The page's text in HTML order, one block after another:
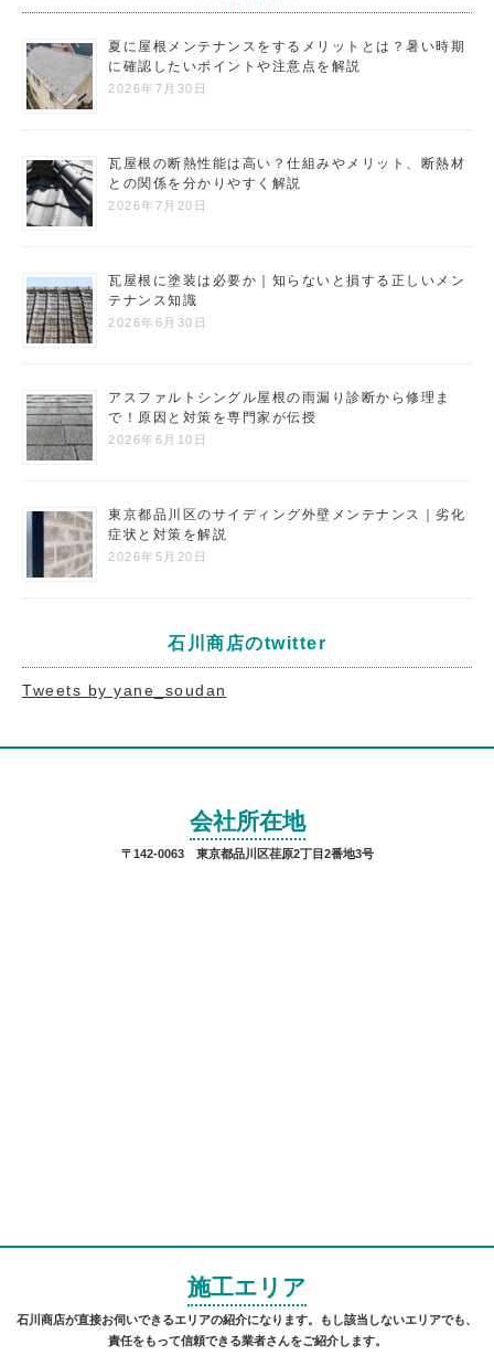
夏に屋根メンテナンスをするメリットとは？暑い時期
に確認したいポイントや注意点を解説
2026年7月30日
瓦屋根の断熱性能は高い？仕組みやメリット、断熱材
との関係を分かりやすく解説
2026年7月20日
瓦屋根に塗装は必要か｜知らないと損する正しいメン
テナンス知識
2026年6月30日
アスファルトシングル屋根の雨漏り診断から修理ま
で！原因と対策を専門家が伝授
2026年6月10日
東京都品川区のサイディング外壁メンテナンス｜劣化
症状と対策を解説
2026年5月20日
石川商店のtwitter
Tweets by yane_soudan
会社所在地
〒142-0063 東京都品川区荏原2丁目2番地3号
施工エリア
石川商店が直接お伺いできるエリアの紹介になります。もし該当しないエリアでも、
責任をもって信頼できる業者さんをご紹介します。